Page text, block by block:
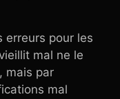
erreurs pour les
mal ne le
mais par
mal